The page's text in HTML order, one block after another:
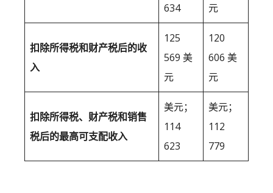
634
元
扣除所得税和财产税后的收
入
125
569 美
元
120
606 美
元
扣除所得税、财产税和销售
税后的最高可支配收入
美元；
114
623
美元；
112
779